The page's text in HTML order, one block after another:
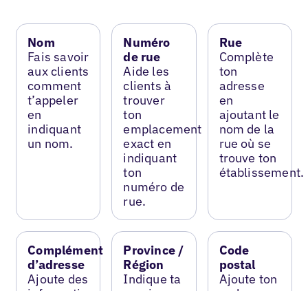
Nom
Fais savoir
aux clients
comment
t’appeler
en
indiquant
un nom.
Numéro
de rue
Aide les
clients à
trouver
ton
emplacement
exact en
indiquant
ton
numéro de
rue.
Rue
Complète
ton
adresse
en
ajoutant le
nom de la
rue où se
trouve ton
établissement.
Complément
d’adresse
Ajoute des
Province /
Région
Indique ta
Code
postal
Ajoute ton